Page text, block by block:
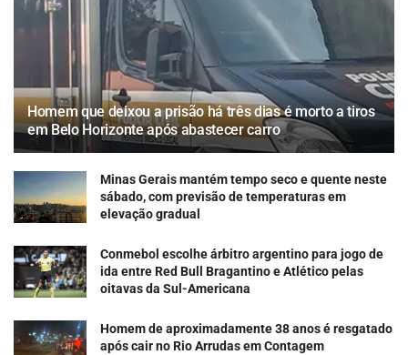
Homem que deixou a prisão há três dias é morto a tiros
em Belo Horizonte após abastecer carro
Minas Gerais mantém tempo seco e quente neste
sábado, com previsão de temperaturas em
elevação gradual
Conmebol escolhe árbitro argentino para jogo de
ida entre Red Bull Bragantino e Atlético pelas
oitavas da Sul-Americana
Homem de aproximadamente 38 anos é resgatado
após cair no Rio Arrudas em Contagem